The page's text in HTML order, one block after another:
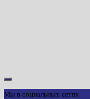
Мы в социальных сетях